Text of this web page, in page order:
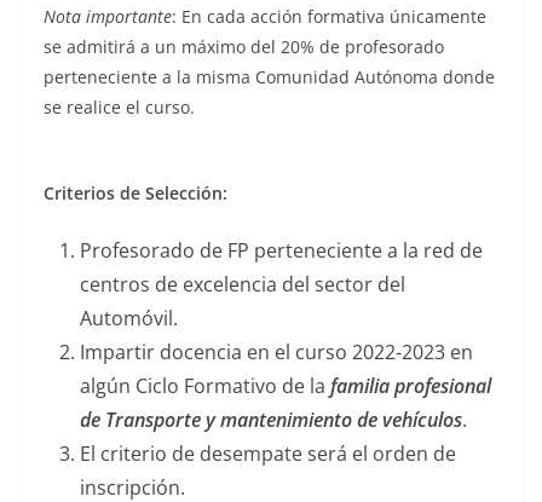
Nota importante: En cada acción formativa únicamente
se admitirá a un máximo del 20% de profesorado
perteneciente a la misma Comunidad Autónoma donde
se realice el curso.
Criterios de Selección:
Profesorado de FP perteneciente a la red de
centros de excelencia del sector del
Automóvil.
Impartir docencia en el curso 2022-2023 en
algún Ciclo Formativo de la familia profesional
de Transporte y mantenimiento de vehículos.
El criterio de desempate será el orden de
inscripción.